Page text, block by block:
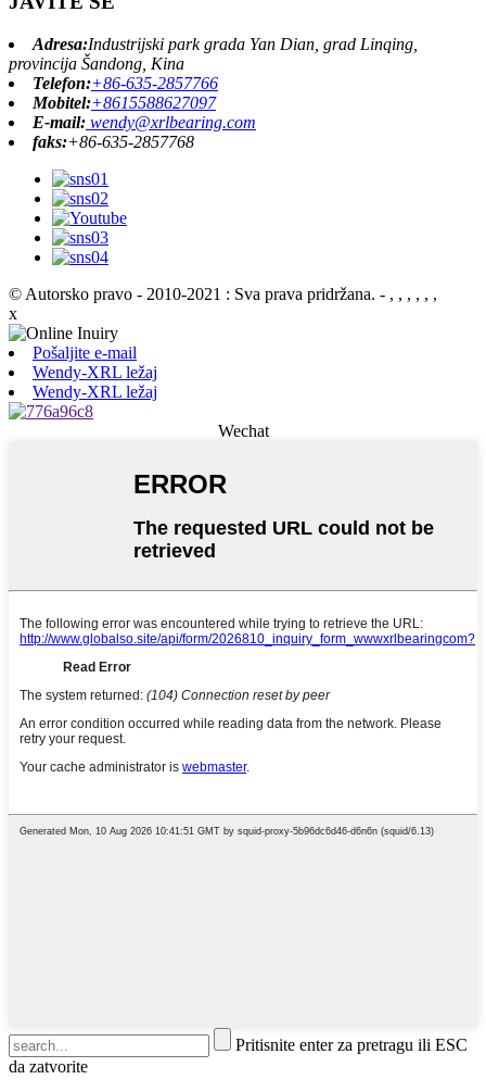
Adresa:Industrijski park grada Yan Dian, grad Linqing,
provincija Šandong, Kina
Telefon:+86-635-2857766
Mobitel:+8615588627097
E-mail: wendy@xrlbearing.com
faks:+86-635-2857768
© Autorsko pravo - 2010-2021 : Sva prava pridržana. - , , , , , ,
x
Pošaljite e-mail
Wendy-XRL ležaj
Wendy-XRL ležaj
Wechat
Pritisnite enter za pretragu ili ESC
da zatvorite